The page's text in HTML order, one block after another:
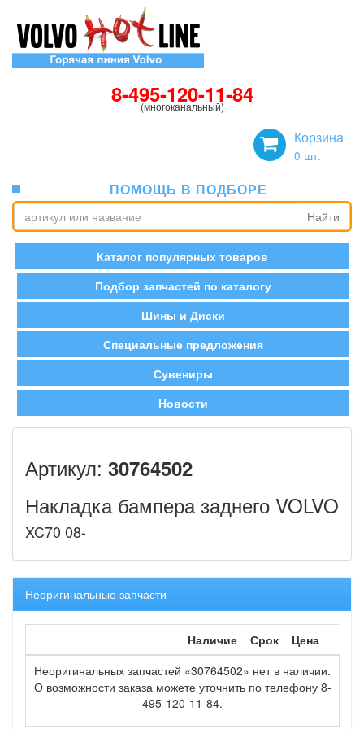
8-495-120-11-84
(многоканальный)
Корзина
0 шт.
ПОМОЩЬ В ПОДБОРЕ
Найти
Каталог популярных товаров
Подбор запчастей по каталогу
Шины и Диски
Специальные предложения
Сувениры
Новости
Артикул: 30764502
Накладка бампера заднего VOLVO
XC70 08-
Неоригинальные запчасти
Наличие Срок
Цена
Неоригинальных запчастей «30764502» нет в наличии.
О возможности заказа можете уточнить по телефону 8-
495-120-11-84.